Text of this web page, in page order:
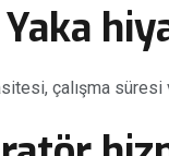
çalışma